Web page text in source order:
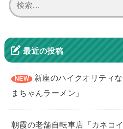
索:
最近の投稿
新座のハイクオリティ
まちゃんラーメン」
朝霞の老舗自転車店「カネコ